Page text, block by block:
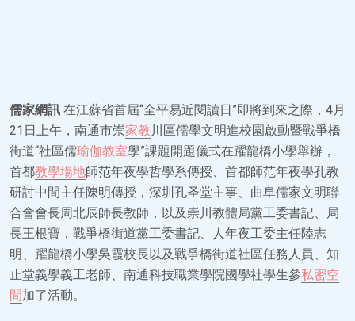
儒家網訊 在江蘇省首屆“全平易近閱讀日”即將到來之際，4月
21日上午，南通市崇家教川區儒學文明進校園啟動暨戰爭橋
街道“社區儒瑜伽教室學”課題開題儀式在躍龍橋小學舉辦，
首都教學場地師范年夜學哲學系傳授、首都師范年夜學孔教
研討中間主任陳明傳授，深圳孔圣堂主事、曲阜儒家文明聯
合會會長周北辰師長教師，以及崇川教體局黨工委書記、局
長王根寶，戰爭橋街道黨工委書記、人年夜工委主任陸志
明、躍龍橋小學吳霞校長以及戰爭橋街道社區任務人員、知
止堂義學義工老師、南通科技職業學院國學社學生參私密空
間加了活動。